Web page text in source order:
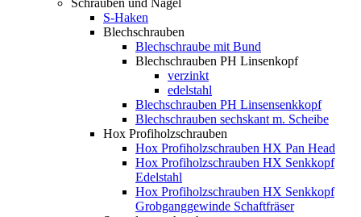
Schrauben und Nägel
S-Haken
Blechschrauben
Blechschraube mit Bund
Blechschrauben PH Linsenkopf
verzinkt
edelstahl
Blechschrauben PH Linsensenkkopf
Blechschrauben sechskant m. Scheibe
Hox Profiholzschrauben
Hox Profiholzschrauben HX Pan Head
Hox Profiholzschrauben HX Senkkopf
Edelstahl
Hox Profiholzschrauben HX Senkkopf
Grobganggewinde Schaftfräser